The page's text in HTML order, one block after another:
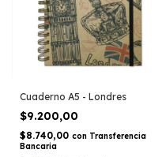
Cuaderno A5 - Londres
$9.200,00
$8.740,00 con Transferencia
Bancaria